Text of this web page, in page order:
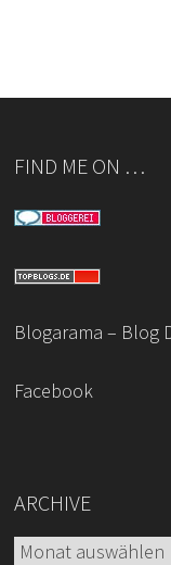
FIND ME ON …
Blogarama – Blog
Facebook
ARCHIVE
Archive